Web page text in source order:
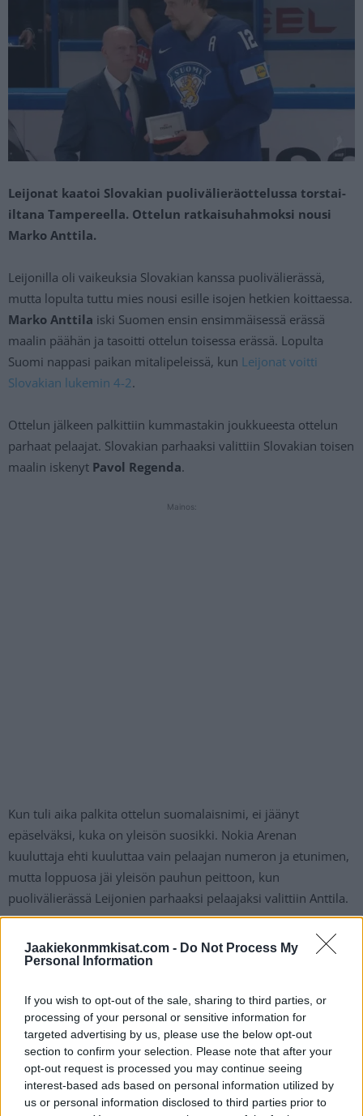
Jaakiekonmmkisat.com - Do Not Process My
Personal Information
If you wish to opt-out of the sale, sharing to third parties, or
processing of your personal or sensitive information for
targeted advertising by us, please use the below opt-out
section to confirm your selection. Please note that after your
opt-out request is processed you may continue seeing
interest-based ads based on personal information utilized by
us or personal information disclosed to third parties prior to
Leijonat kaatoi Slovakian puolivälieräottelussa torstai-
iltana Tampereella. Ottelun ratkaisuhahmoksi nousi
Marko Anttila.
Leijonilla oli vaikeuksia Slovakian kanssa puolivälierässä,
mutta lopulta tuttu mies nousi esille isojen hetkien koittaessa.
Marko Anttila iski Suomen ensin ensimmäisessä erässä
maalin päähän ja tasoitti ottelun toisessa erässä. Lopulta
Suomi nappasi paikan mitalipeleissä, kun Leijonat voitti
Slovakian lukemin 4-2.
Ottelun jälkeen palkittiin kummastakin joukkueesta ottelun
parhaat pelaajat. Slovakian parhaaksi valittiin Slovakian toisen
maalin iskenyt Pavol Regenda.
Mainos:
Kun tuli aika palkita ottelun suomalaisnimi, ei jäänyt
epäselväksi, kuka on yleisön suosikki. Nokia Arenan
kuuluttaja ehti kuuluttaa vain pelaajan numeron ja etunimen,
mutta loppuosa jäi yleisön pauhun peittoon, kun
puolivälierässä Leijonien parhaaksi pelaajaksi valittiin Anttila.
https://twitter.com/IIHFHockey/status/15299094689929011
Jos twiitti ei näy laitteellasi voit katsoa sen suoraanTwitteristä
Leijonien ottelut jatkuvat lauantaina välierällä Yhdysvaltoja
vastaan kello 14:20. Toinen välierä pelataan Kanadan ja
Tsekin välillä. Kisojen loput ottelut pelataan Tampereella.